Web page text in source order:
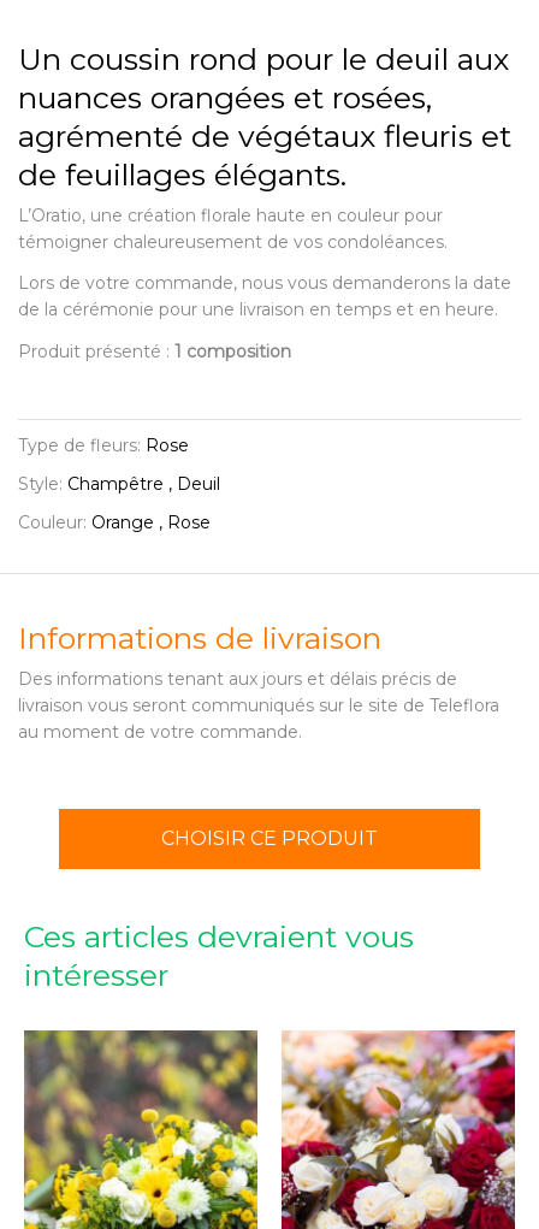
Un coussin rond pour le deuil aux
nuances orangées et rosées,
agrémenté de végétaux fleuris et
de feuillages élégants.
L’Oratio, une création florale haute en couleur pour
témoigner chaleureusement de vos condoléances.
Lors de votre commande, nous vous demanderons la date
de la cérémonie pour une livraison en temps et en heure.
Produit présenté : 1 composition
Type de fleurs: Rose
Style: Champêtre , Deuil
Couleur: Orange , Rose
Informations de livraison
Des informations tenant aux jours et délais précis de
livraison vous seront communiqués sur le site de Teleflora
au moment de votre commande.
CHOISIR CE PRODUIT
Ces articles devraient vous
intéresser